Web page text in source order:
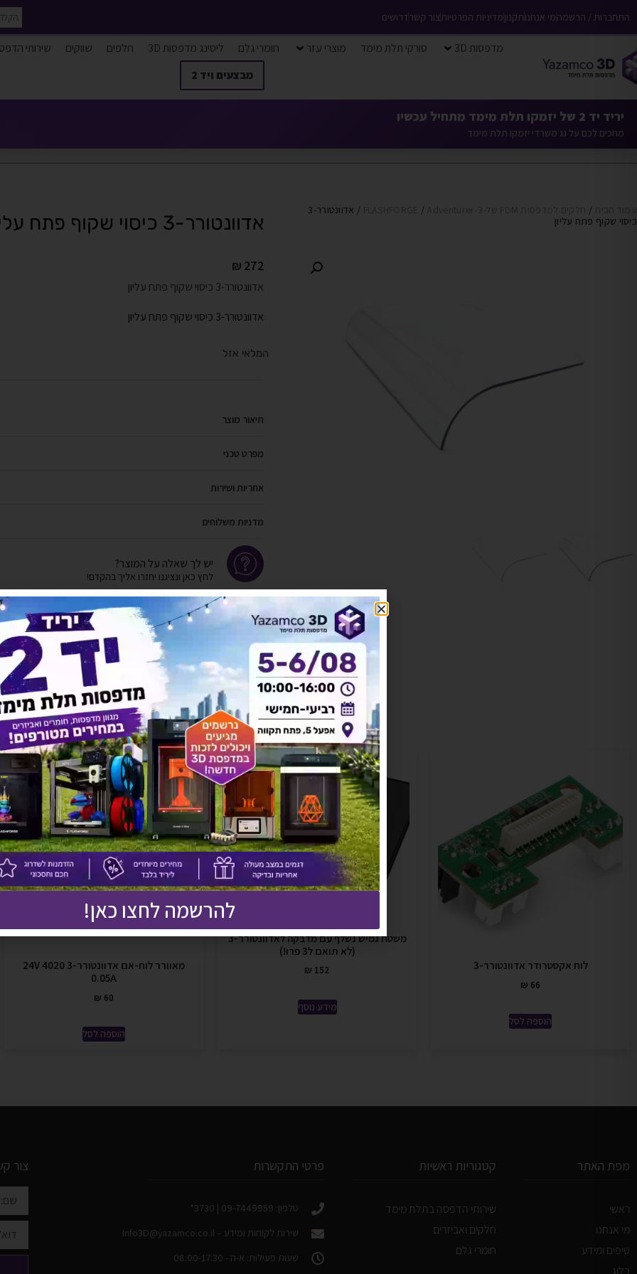
התחברות / הרשמהמי אנחנותקנוןמדיניות הפרטיות צור קשרדרושים
מדפסות 3D סורקי תלת מימד מוצרי עזר חומרי גלם ליסינג מדפסות 3D חלפים שווקים
שירותי
מבצעים ויד 2
יריד יד 2 של יזמקו תלת מימד מתחיל עכשיו
מחכים לכם על גג משרדי יזמקו תלת מימד
/
/
/ אדוונטורר-3
כיסוי שקוף פתח עליון
אדוונטורר-3 כיסוי שקוף פתח עליון
₪ 272
אדוונטורר-3 כיסוי שקוף פתח עליון
אדוונטורר-3 כיסוי שקוף פתח עליון
המלאי אזל
תיאור מוצר
מפרט טכני
אחריות ושירות
מדניות משלוחים
יש לך שאלה על המוצר?
לחץ כאן ונציגנו יחזרו אליך בהקדם!
אולי יעניין אותך גם
לוח אקסטרודר אדוונטורר-3
₪ 66
הוספה לסל
משטח גמיש נשלף עם מדבקה לאדוונטורר-3
(לא תואם ל3 פרו!)
₪ 152
מידע נוסף
מאוורר לוח-אם אדוונטורר-3 4020 24V
0.05A
₪ 60
הוספה לסל
מפת האתר
ראשי
מי אנחנו
טיפים ומידע
קטגוריות ראשיות
שירותי הדפסה בתלת מימד
חלקים ואביזרים
חומרי גלם
פרטי התקשרות
טלפון: 09-7449959 | 3730*
שירות לקוחות ומידע – Info3D@yazamco.co.il
שעות פעילות: א-ה - 08:00-17:30
צור
להרשמה לחצו כאן!